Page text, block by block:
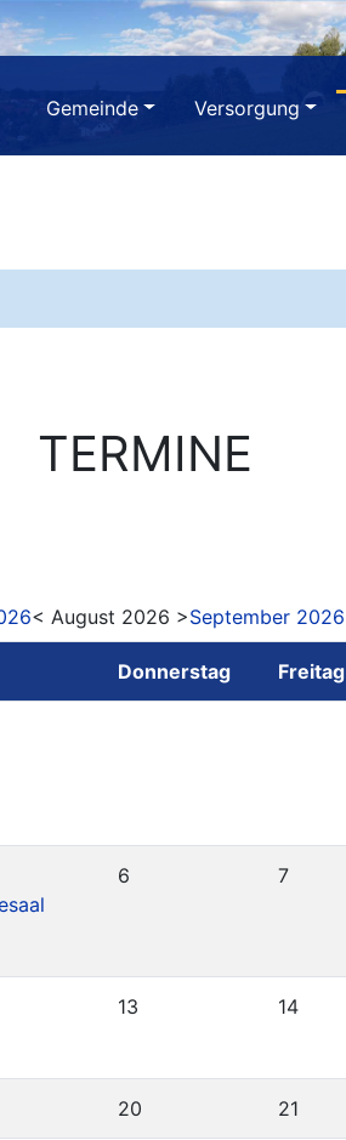
Gemeinde Versorgung
TERMINE
< August 2026 >September 2026
Donnerstag Freitag
6 7
13 14
20 21